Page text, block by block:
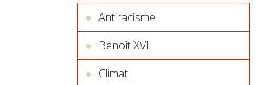
Antiracisme
Benoît XVI
Climat